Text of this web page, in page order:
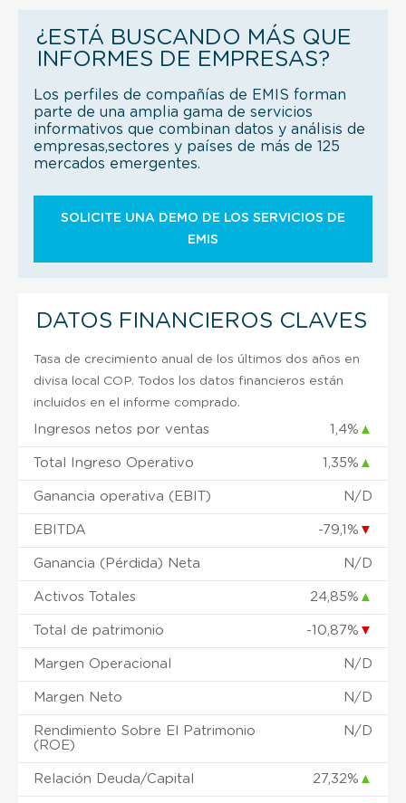
¿ESTÁ BUSCANDO MÁS QUE
INFORMES DE EMPRESAS?
Los perfiles de compañías de EMIS forman
parte de una amplia gama de servicios
informativos que combinan datos y análisis de
empresas,sectores y países de más de 125
mercados emergentes.
SOLICITE UNA DEMO DE LOS SERVICIOS DE
EMIS
DATOS FINANCIEROS CLAVES
Tasa de crecimiento anual de los últimos dos años en
divisa local COP. Todos los datos financieros están
incluidos en el informe comprado.
Ingresos netos por ventas 1,4% ▲
Total Ingreso Operativo 1,35% ▲
Ganancia operativa (EBIT) N/D
EBITDA -79,1% ▼
Ganancia (Pérdida) Neta N/D
Activos Totales 24,85% ▲
Total de patrimonio -10,87% ▼
Margen Operacional N/D
Margen Neto N/D
Rendimiento Sobre El Patrimonio
(ROE)
N/D
Relación Deuda/Capital 27,32% ▲